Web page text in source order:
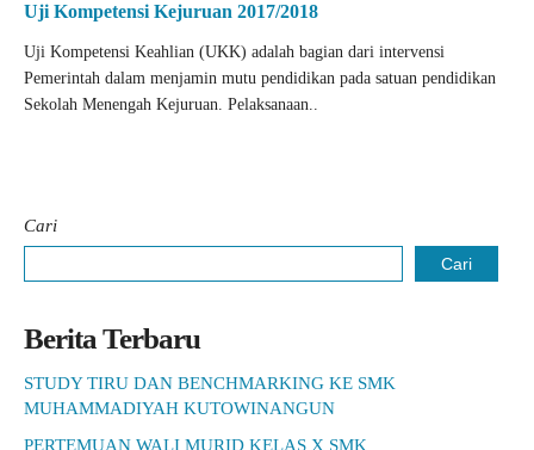
Uji Kompetensi Kejuruan 2017/2018
Uji Kompetensi Keahlian (UKK) adalah bagian dari intervensi
Pemerintah dalam menjamin mutu pendidikan pada satuan pendidikan
Sekolah Menengah Kejuruan. Pelaksanaan..
Cari
Cari
Berita Terbaru
STUDY TIRU DAN BENCHMARKING KE SMK
MUHAMMADIYAH KUTOWINANGUN
PERTEMUAN WALI MURID KELAS X SMK